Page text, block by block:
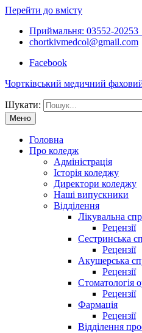
Перейти до вмісту
Приймальня: 03552-20253
chortkivmedcol@gmail.com
Facebook
Чортківський медичний
Шукати:
Меню
Головна
Про коледж
Адміністрація
Історія коледжу
Директори коледжу
Наші випускники
Відділення
Лікувальна
Рецензії
Сестринська
Рецензії
Акушерська
Рецензії
Стоматологія
Рецензії
Фармація
Рецензії
Відділення